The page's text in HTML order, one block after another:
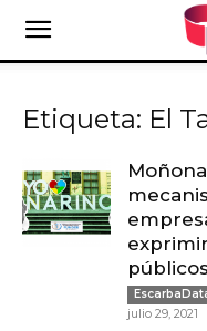
Etiqueta: El
julio 29, 2021